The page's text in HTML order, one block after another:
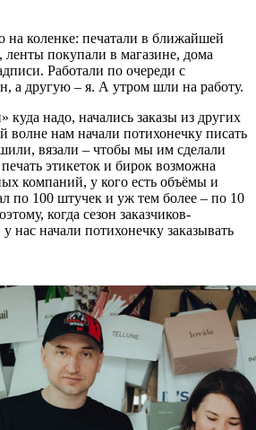
коленке: печатали в ближайшей
ленты покупали в магазине, дома
Работали по очереди с
а другую – я. А утром шли на работу.
куда надо, начались заказы из других
волне нам начали потихонечку писать
вязали – чтобы мы им сделали
этикеток и бирок возможна
компаний, у кого есть объёмы и
по 100 штучек и уж тем более – по 10
когда сезон заказчиков-
нас начали потихонечку заказывать